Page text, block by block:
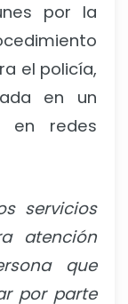
por la
el policía,
en un
en redes
servicios
atención
que
por parte